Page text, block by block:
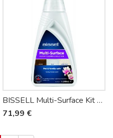
BISSELL Multi-Surface Kit Value Pack – Kit entretien CrossWave 2 x 1 L + Brushroll + Filtre x2
71,99 €